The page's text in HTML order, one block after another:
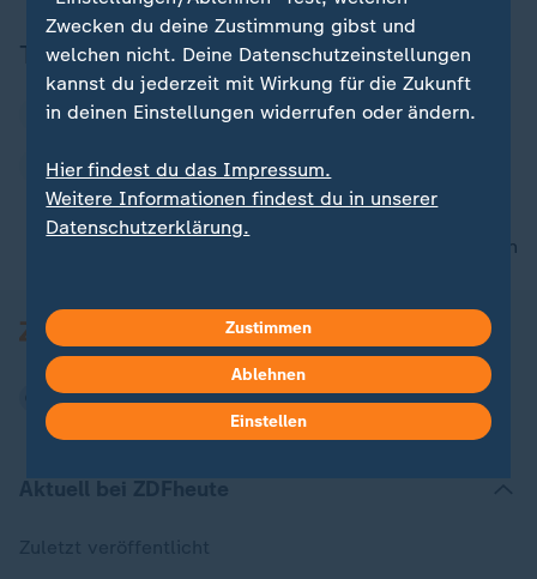
Themen
heute journal - der Podcast Russland
Wladimir Putin Ukraine
nach oben
Zwecken du deine Zustimmung gibst und
welchen nicht. Deine Datenschutzeinstellungen
kannst du jederzeit mit Wirkung für die Zukunft
in deinen Einstellungen widerrufen oder ändern.
Hier findest du das Impressum.
Weitere Informationen findest du in unserer
Datenschutzerklärung.
Zustimmen
Ablehnen
Einstellen